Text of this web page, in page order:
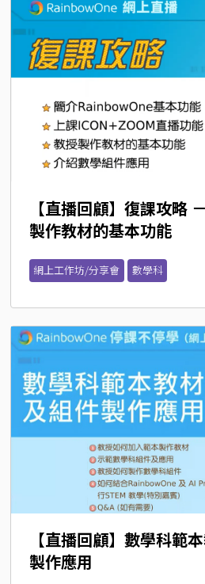
【直播回顧】復課攻略
製作教材的基本功能
網上工作坊/分享會 數學科
【直播回顧】數學科範
製作應用